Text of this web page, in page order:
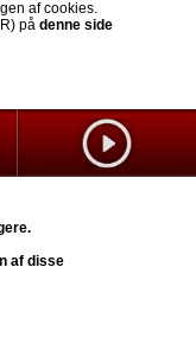
af cookies.
på denne side
af disse